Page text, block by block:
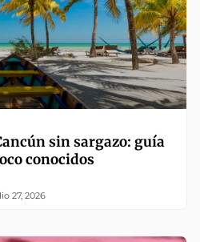
sin sargazo: guía
conocidos
27, 2026